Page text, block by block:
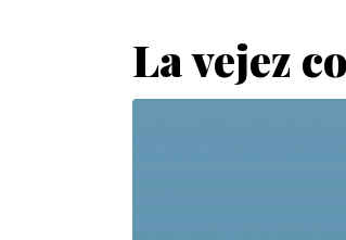
La vejez